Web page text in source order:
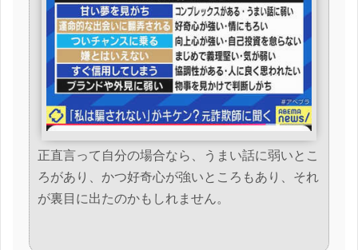
正直言って自分の場合なら、うまい話に弱いとこ
ろがあり、かつ好奇心が強いところもあり、それ
が裏目に出たのかもしれません。